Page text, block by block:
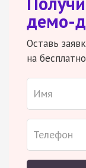
демо-
Оставь
на